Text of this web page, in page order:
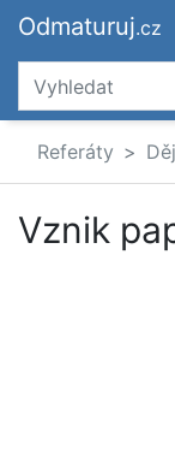
Odmaturuj.cz
Referáty
Vznik